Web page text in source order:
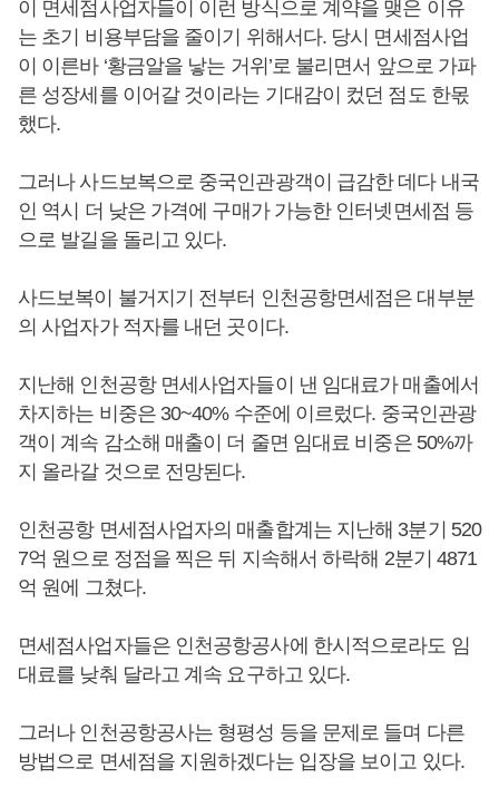
이 면세점사업자들이 이런 방식으로 계약을 맺은 이유
는 초기 비용부담을 줄이기 위해서다. 당시 면세점사업
이 이른바 ‘황금알을 낳는 거위’로 불리면서 앞으로 가파
른 성장세를 이어갈 것이라는 기대감이 컸던 점도 한몫
했다.
그러나 사드보복으로 중국인관광객이 급감한 데다 내국
인 역시 더 낮은 가격에 구매가 가능한 인터넷면세점 등
으로 발길을 돌리고 있다.
사드보복이 불거지기 전부터 인천공항면세점은 대부분
의 사업자가 적자를 내던 곳이다.
지난해 인천공항 면세사업자들이 낸 임대료가 매출에서
차지하는 비중은 30~40% 수준에 이르렀다. 중국인관광
객이 계속 감소해 매출이 더 줄면 임대료 비중은 50%까
지 올라갈 것으로 전망된다.
인천공항 면세점사업자의 매출합계는 지난해 3분기 520
7억 원으로 정점을 찍은 뒤 지속해서 하락해 2분기 4871
억 원에 그쳤다.
면세점사업자들은 인천공항공사에 한시적으로라도 임
대료를 낮춰 달라고 계속 요구하고 있다.
그러나 인천공항공사는 형평성 등을 문제로 들며 다른
방법으로 면세점을 지원하겠다는 입장을 보이고 있다.